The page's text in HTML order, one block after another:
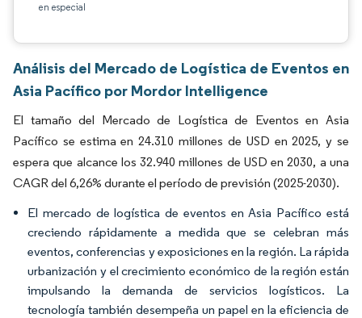
en especial
Análisis del Mercado de Logística de Eventos en
Asia Pacífico por Mordor Intelligence
El tamaño del Mercado de Logística de Eventos en Asia
Pacífico se estima en 24.310 millones de USD en 2025, y se
espera que alcance los 32.940 millones de USD en 2030, a una
CAGR del 6,26% durante el período de previsión (2025-2030).
El mercado de logística de eventos en Asia Pacífico está
creciendo rápidamente a medida que se celebran más
eventos, conferencias y exposiciones en la región. La rápida
urbanización y el crecimiento económico de la región están
impulsando la demanda de servicios logísticos. La
tecnología también desempeña un papel en la eficiencia de